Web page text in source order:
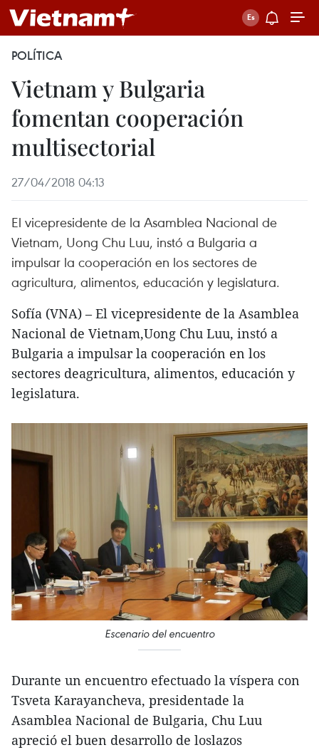
POLÍTICA
Vietnam y Bulgaria
fomentan cooperación
multisectorial
27/04/2018 04:13
El vicepresidente de la Asamblea Nacional de
Vietnam, Uong Chu Luu, instó a Bulgaria a
impulsar la cooperación en los sectores de
agricultura, alimentos, educación y legislatura.
Sofía (VNA) – El vicepresidente de la Asamblea
Nacional de Vietnam,Uong Chu Luu, instó a
Bulgaria a impulsar la cooperación en los
sectores deagricultura, alimentos, educación y
legislatura.
Escenario del encuentro
Durante un encuentro efectuado la víspera con
Tsveta Karayancheva, presidentade la
Asamblea Nacional de Bulgaria, Chu Luu
apreció el buen desarrollo de loslazos